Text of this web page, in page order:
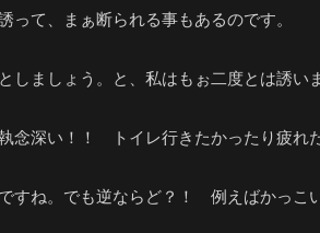
って、まぁ断られる事もあるのです。
しましょう。と、私はもぉ二度とは誘い
念深い！！ トイレ行きたかったり疲れ
すね。でも逆ならど？！ 例えばかっこ